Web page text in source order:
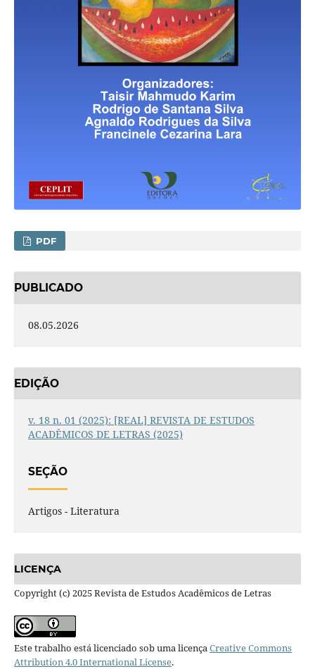
PDF
PUBLICADO
08.05.2026
EDIÇÃO
v. 18 n. 01 (2025): [REAL] REVISTA DE ESTUDOS
ACADÊMICOS DE LETRAS (2025)
SEÇÃO
Artigos - Literatura
LICENÇA
Copyright (c) 2025 Revista de Estudos Acadêmicos de Letras
Este trabalho está licenciado sob uma licençaCreative Commons
Attribution 4.0 International License.